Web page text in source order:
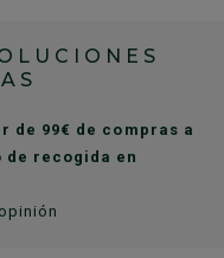
de 99€ de compras a
de recogida en